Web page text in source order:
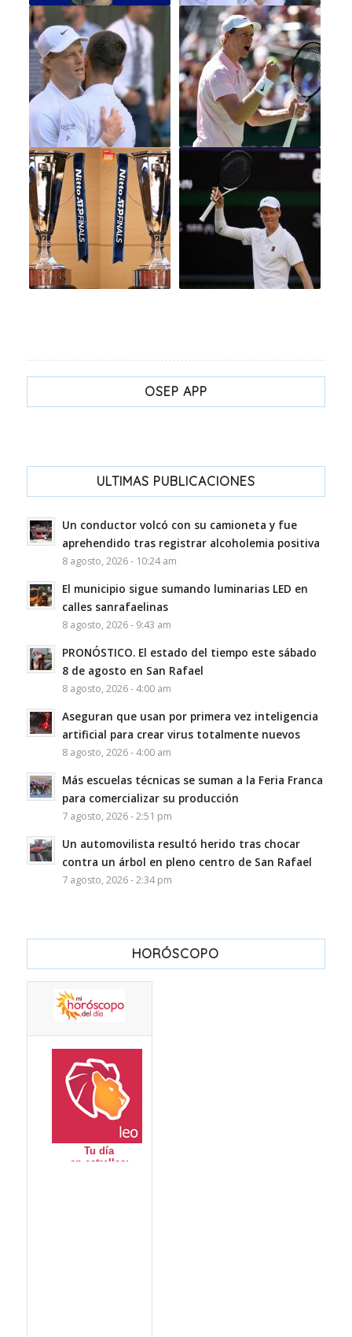
OSEP APP
ULTIMAS PUBLICACIONES
Un conductor volcó con su camioneta y fue
aprehendido tras registrar alcoholemia positiva
8 agosto, 2026 - 10:24 am
El municipio sigue sumando luminarias LED en
calles sanrafaelinas
8 agosto, 2026 - 9:43 am
PRONÓSTICO. El estado del tiempo este sábado
8 de agosto en San Rafael
8 agosto, 2026 - 4:00 am
Aseguran que usan por primera vez inteligencia
artificial para crear virus totalmente nuevos
8 agosto, 2026 - 4:00 am
Más escuelas técnicas se suman a la Feria Franca
para comercializar su producción
7 agosto, 2026 - 2:51 pm
Un automovilista resultó herido tras chocar
contra un árbol en pleno centro de San Rafael
7 agosto, 2026 - 2:34 pm
HORÓSCOPO